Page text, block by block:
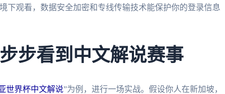
下观看，数据安全加密和专线传输技术能保护你的登录信息
步看到中文解说赛事
世界杯中文解说”为例，进行一场实战。假设你人在新加坡，